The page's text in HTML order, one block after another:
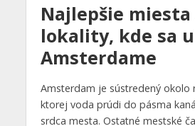
Najlepšie
lokality, kde sa
Amsterdame
Amsterdam je sústredený okolo
ktorej voda prúdi do pásma
srdca mesta. Ostatné mestské